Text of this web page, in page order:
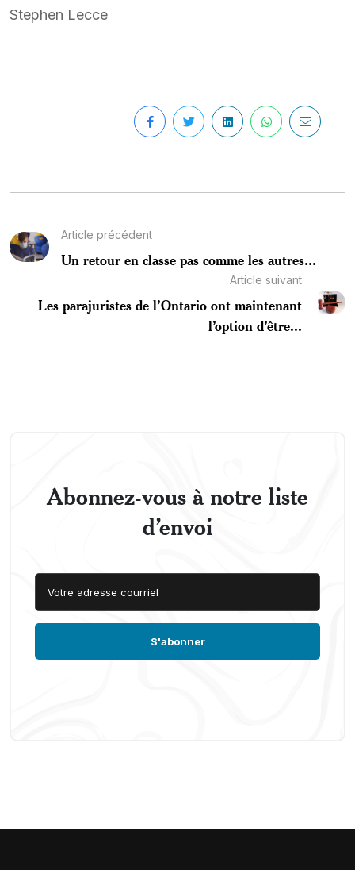
Stephen Lecce
Article précédent
Un retour en classe pas comme les autres...
Article suivant
Les parajuristes de l’Ontario ont maintenant
l’option d’être...
Abonnez-vous à notre liste
d’envoi